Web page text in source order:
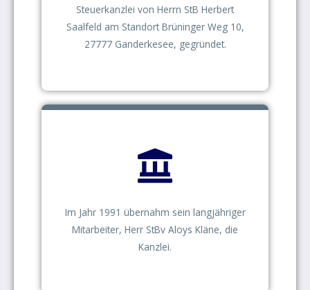
Steuerkanzlei von Herrn StB Herbert
Saalfeld am Standort Brüninger Weg 10,
27777 Ganderkesee, gegründet.
Im Jahr 1991 übernahm sein langjähriger
Mitarbeiter, Herr StBv Aloys Kläne, die
Kanzlei.